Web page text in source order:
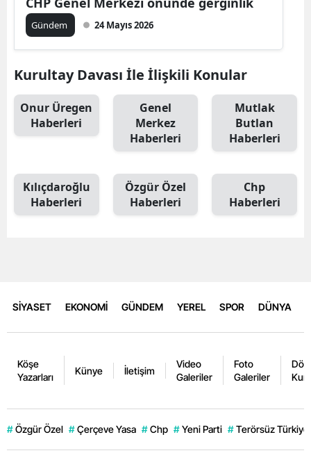
Gündem 24 Mayıs 2026
Kurultay Davası İle İlişkili Konular
Onur Üregen
Haberleri
Genel
Merkez
Haberleri
Mutlak
Butlan
Haberleri
Kılıçdaroğlu
Haberleri
Özgür Özel
Haberleri
Chp
Haberleri
SİYASET EKONOMİ GÜNDEM YEREL SPOR DÜNYA
Köşe
Yazarları
Künye İletişim
Video
Galeriler
Foto
Galeriler
# Özgür Özel # Çerçeve Yasa # Chp # Yeni Parti # Terörsüz Türkiye